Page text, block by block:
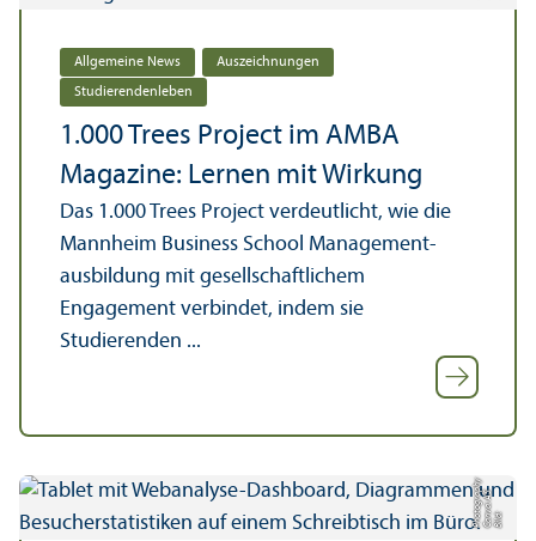
Allgemeine News Auszeichnungen
Studierenden­leben
1.000 Trees Project im AMBA
Magazine: Lernen mit Wirkung
Das 1.000 Trees Project verdeutlicht, wie die
Mannheim Business School Management­
ausbildung mit gesellschaft­lichem
Engagement verbindet, indem sie
Studierenden ...
Bil
d:
C
a
n
v
a:
A
SP
h
o
t
o
g
r
a
ph
y